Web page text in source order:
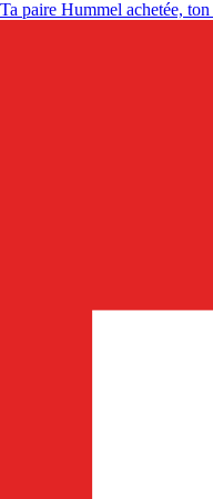
Ta paire Hummel achetée, ton